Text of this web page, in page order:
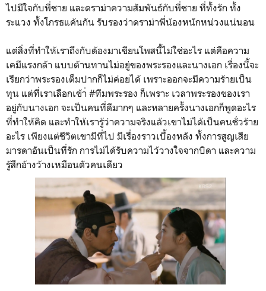
ไปมีใจกับพี่ชาย และดราม่าความสัมพันธ์กับพี่ชาย ที่ทั้งรัก ทั้ง
ระแวง ทั้งโกรธแค้นกัน รับรองว่าดราม่าพี่น้องหนักหน่วงแน่นอน
แต่สิ่งที่ทำให้เราถึงกับต้องมาเขียนโพสนี้ไม่ใช่อะไร แต่คือความ
เคมีแรงกล้า แบบต้านทานไม่อยู่ของพระรองและนางเอก เรื่องนี้จะ
เรียกว่าพระรองเต็มปากก็ไม่ค่อยได้ เพราะออกจะมีความร้ายเป็น
ทุน แต่ที่เราเลือกเข้า่ #ทีมพระรอง ก็เพราะ เวลาพระรองของเรา
อยู่กับนางเอก จะเป็นคนที่ดีมากๆ และหลายครั้งนางเอกก็พูดอะไร
ที่ทำให้คิด และทำให้เรารู้ว่าความจริงแล้วเขาไม่ได้เป็นคนชั่วร้าย
อะไร เพียงแต่ชีวิตเขามีที่ไป มีเรื่องราวเบื้องหลัง ทั้งการสูญเสีย
มารดาอันเป็นที่รัก การไม่ได้รับความไว้วางใจจากบิดา และความ
รู้สึกอ้างว้างเหมือนตัวคนเดียว